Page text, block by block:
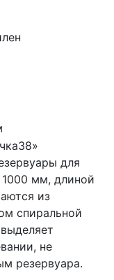
для
мм, длиной
из
спиральной
не
резервуара.